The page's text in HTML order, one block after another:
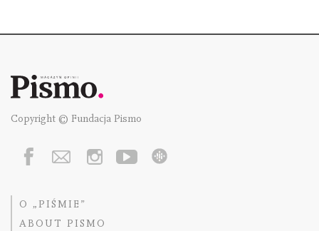
Copyright © Fundacja Pismo
O „PIŚMIE”
ABOUT PISMO